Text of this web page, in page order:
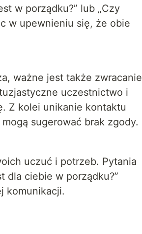
w porządku?” lub „Czy
w upewnieniu się, że obie
ważne jest także zwracanie
uczestnictwo i
Z kolei unikanie kontaktu
sugerować brak zgody.
uczuć i potrzeb. Pytania
dla ciebie w porządku?”
komunikacji.